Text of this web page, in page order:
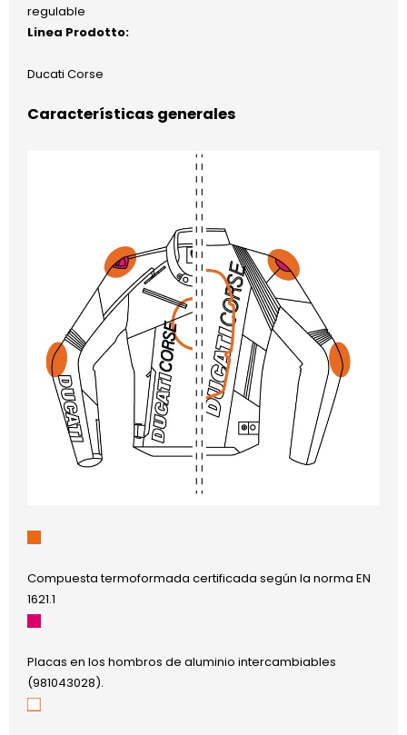
regulable
Linea Prodotto:
Ducati Corse
Características generales
Compuesta termoformada certificada según la norma EN
1621.1
Placas en los hombros de aluminio intercambiables
(981043028).